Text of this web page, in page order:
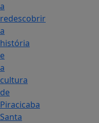
a
redescobrir
a
história
e
a
cultura
de
Piracicaba
Santa